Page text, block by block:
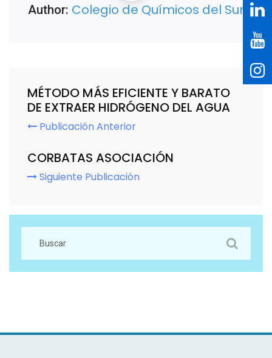
Author: Colegio de Químicos del Sur
MÉTODO MÁS EFICIENTE Y BARATO
DE EXTRAER HIDRÓGENO DEL AGUA
Publicación Anterior
CORBATAS ASOCIACIÓN
Siguiente Publicación